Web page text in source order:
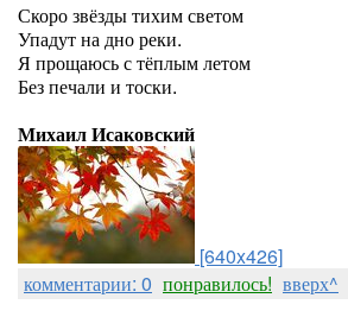
Скоро звёзды тихим светом
Упадут на дно реки.
Я прощаюсь с тёплым летом
Без печали и тоски.
Михаил Исаковский
[640x426]
комментарии: 0 понравилось! вверх^